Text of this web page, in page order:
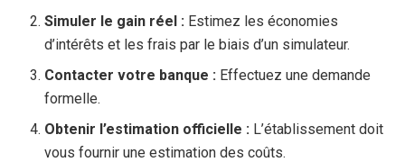
Simuler le gain réel : Estimez les économies
d’intérêts et les frais par le biais d’un simulateur.
Contacter votre banque : Effectuez une demande
formelle.
Obtenir l’estimation officielle : L’établissement doit
vous fournir une estimation des coûts.